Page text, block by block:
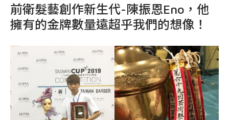
前衛髮藝創作新生代-陳振恩Eno，他
擁有的金牌數量遠超乎我們的想像！